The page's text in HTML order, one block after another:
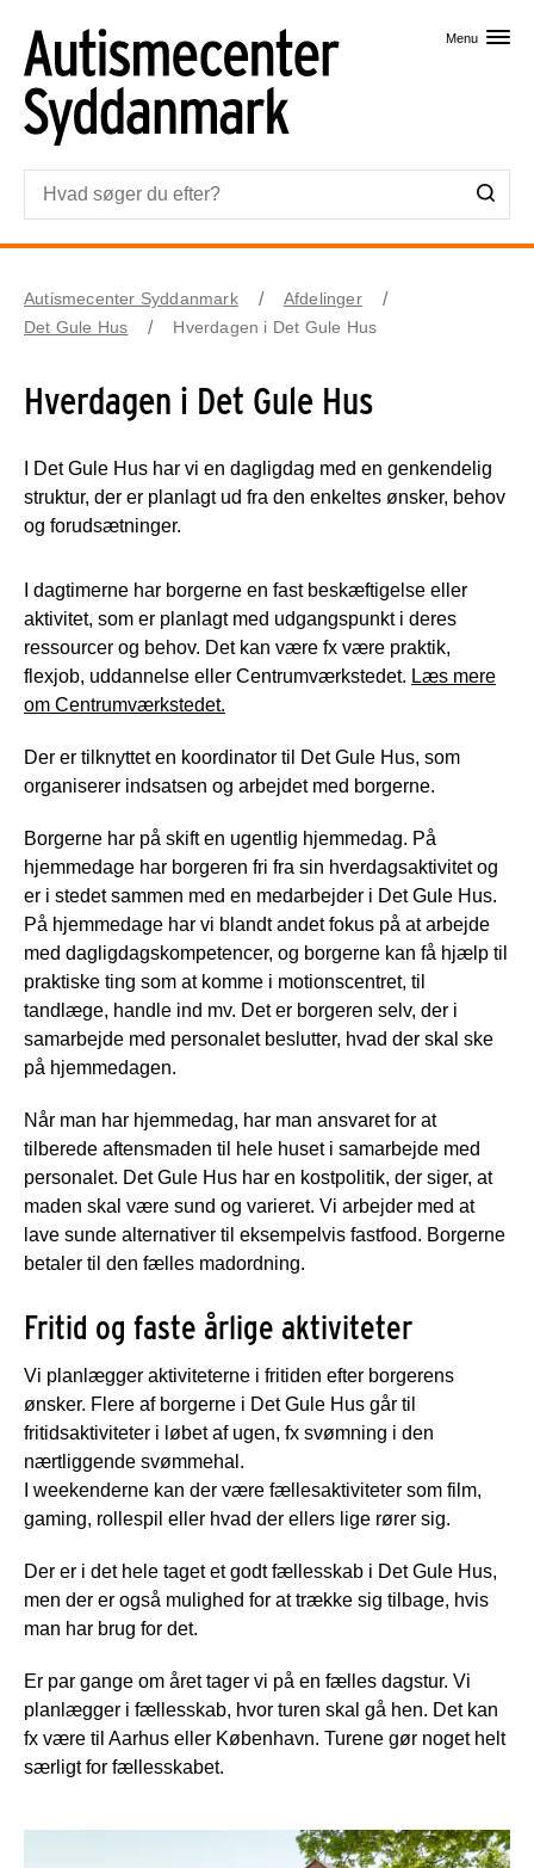
Menu
Autismecenter Syddanmark
Afdelinger
Det Gule Hus
Hverdagen i Det Gule Hus
Hverdagen i Det Gule Hus
I Det Gule Hus har vi en dagligdag med en genkendelig
struktur, der er planlagt ud fra den enkeltes ønsker, behov
og forudsætninger.
I dagtimerne har borgerne en fast beskæftigelse eller
aktivitet, som er planlagt med udgangspunkt i deres
ressourcer og behov. Det kan være fx være praktik,
flexjob, uddannelse eller Centrumværkstedet. Læs mere
om Centrumværkstedet.
Der er tilknyttet en koordinator til Det Gule Hus, som
organiserer indsatsen og arbejdet med borgerne.
Borgerne har på skift en ugentlig hjemmedag. På
hjemmedage har borgeren fri fra sin hverdagsaktivitet og
er i stedet sammen med en medarbejder i Det Gule Hus.
På hjemmedage har vi blandt andet fokus på at arbejde
med dagligdagskompetencer, og borgerne kan få hjælp til
praktiske ting som at komme i motionscentret, til
tandlæge, handle ind mv. Det er borgeren selv, der i
samarbejde med personalet beslutter, hvad der skal ske
på hjemmedagen.
Når man har hjemmedag, har man ansvaret for at
tilberede aftensmaden til hele huset i samarbejde med
personalet. Det Gule Hus har en kostpolitik, der siger, at
maden skal være sund og varieret. Vi arbejder med at
lave sunde alternativer til eksempelvis fastfood. Borgerne
betaler til den fælles madordning.
Fritid og faste årlige aktiviteter
Vi planlægger aktiviteterne i fritiden efter borgerens
ønsker. Flere af borgerne i Det Gule Hus går til
fritidsaktiviteter i løbet af ugen, fx svømning i den
nærtliggende svømmehal.
I weekenderne kan der være fællesaktiviteter som film,
gaming, rollespil eller hvad der ellers lige rører sig.
Der er i det hele taget et godt fællesskab i Det Gule Hus,
men der er også mulighed for at trække sig tilbage, hvis
man har brug for det.
Er par gange om året tager vi på en fælles dagstur. Vi
planlægger i fællesskab, hvor turen skal gå hen. Det kan
fx være til Aarhus eller København. Turene gør noget helt
særligt for fællesskabet.